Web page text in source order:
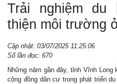
Trải nghiệm du
thiện môi trường
Cập nhật: 03/07/2025 11:25:06
Số lần đọc: 670
Những năm gần đây, tỉnh Vĩnh
cộng đồng dân cư trong phát triển